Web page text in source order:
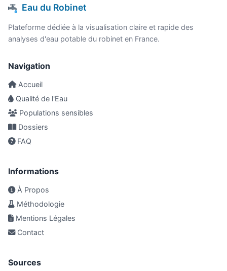
Eau du Robinet
Plateforme dédiée à la visualisation claire et rapide des
analyses d'eau potable du robinet en France.
Navigation
Accueil
Qualité de l'Eau
Populations sensibles
Dossiers
FAQ
Informations
À Propos
Méthodologie
Mentions Légales
Contact
Sources